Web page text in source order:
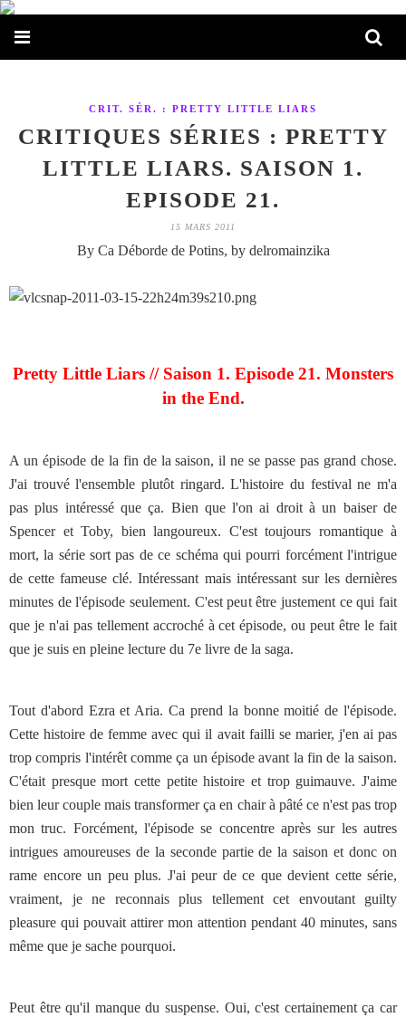
CRIT. SÉR. : PRETTY LITTLE LIARS
CRITIQUES SÉRIES : PRETTY
LITTLE LIARS. SAISON 1.
EPISODE 21.
15 MARS 2011
By Ca Déborde de Potins, by delromainzika
Pretty Little Liars // Saison 1. Episode 21. Monsters
in the End.
A un épisode de la fin de la saison, il ne se passe pas grand chose.
J'ai trouvé l'ensemble plutôt ringard. L'histoire du festival ne m'a
pas plus intéressé que ça. Bien que l'on ai droit à un baiser de
Spencer et Toby, bien langoureux. C'est toujours romantique à
mort, la série sort pas de ce schéma qui pourri forcément l'intrigue
de cette fameuse clé. Intéressant mais intéressant sur les dernières
minutes de l'épisode seulement. C'est peut être justement ce qui fait
que je n'ai pas tellement accroché à cet épisode, ou peut être le fait
que je suis en pleine lecture du 7e livre de la saga.
Tout d'abord Ezra et Aria. Ca prend la bonne moitié de l'épisode.
Cette histoire de femme avec qui il avait failli se marier, j'en ai pas
trop compris l'intérêt comme ça un épisode avant la fin de la saison.
C'était presque mort cette petite histoire et trop guimauve. J'aime
bien leur couple mais transformer ça en chair à pâté ce n'est pas trop
mon truc. Forcément, l'épisode se concentre après sur les autres
intrigues amoureuses de la seconde partie de la saison et donc on
rame encore un peu plus. J'ai peur de ce que devient cette série,
vraiment, je ne reconnais plus tellement cet envoutant guilty
pleasure qui pouvait attirer mon attention pendant 40 minutes, sans
même que je sache pourquoi.
Peut être qu'il manque du suspense. Oui, c'est certainement ça car